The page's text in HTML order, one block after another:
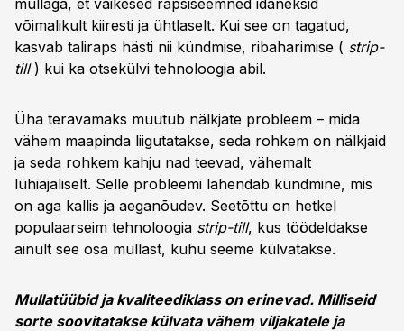
mullaga, et väikesed rapsiseemned idaneksid
võimalikult kiiresti ja ühtlaselt. Kui see on tagatud,
kasvab taliraps hästi nii kündmise, ribaharimise ( strip-
till) kui ka otsekülvi tehnoloogia abil.
Üha teravamaks muutub nälkjate probleem – mida
vähem maapinda liigutatakse, seda rohkem on nälkjaid
ja seda rohkem kahju nad teevad, vähemalt
lühiajaliselt. Selle probleemi lahendab kündmine, mis
on aga kallis ja aeganõudev. Seetõttu on hetkel
populaarseim tehnoloogia strip-till, kus töödeldakse
ainult see osa mullast, kuhu seeme külvatakse.
Mullatüübid ja kvaliteediklass on erinevad. Milliseid
sorte soovitatakse külvata vähem viljakatele ja